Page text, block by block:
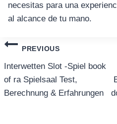
necesitas para una
al alcance de tu mano.
แนะแนว
เรื่อง
PREVIOUS
Interwetten Slot -Spiel book
of ra Spielsaal Test,
Berechnung & Erfahrungen